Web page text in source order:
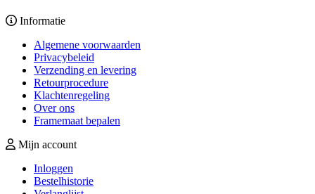
Informatie
Algemene voorwaarden
Privacybeleid
Verzending en levering
Retourprocedure
Klachtenregeling
Over ons
Framemaat bepalen
Mijn account
Inloggen
Bestelhistorie